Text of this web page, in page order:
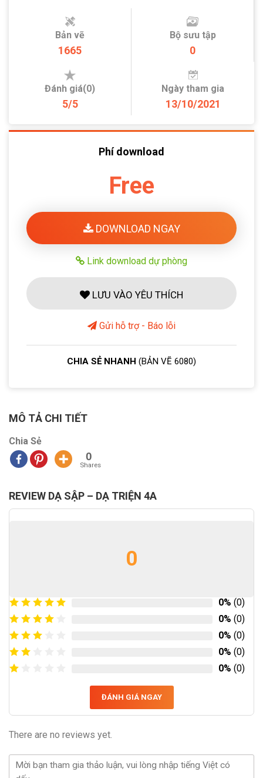
Bản vẽ
1665
Bộ sưu tập
0
Đánh giá(0)
5/5
Ngày tham gia
13/10/2021
Phí download
Free
DOWNLOAD NGAY
Link download dự phòng
LƯU VÀO YÊU THÍCH
Gửi hỗ trợ - Báo lỗi
CHIA SẺ NHANH (BẢN VẼ 6080)
MÔ TẢ CHI TIẾT
Chia Sẻ
0
Shares
REVIEW DẠ SẬP – DẠ TRIỆN 4A
0
0% (0)
0% (0)
0% (0)
0% (0)
0% (0)
ĐÁNH GIÁ NGAY
There are no reviews yet.